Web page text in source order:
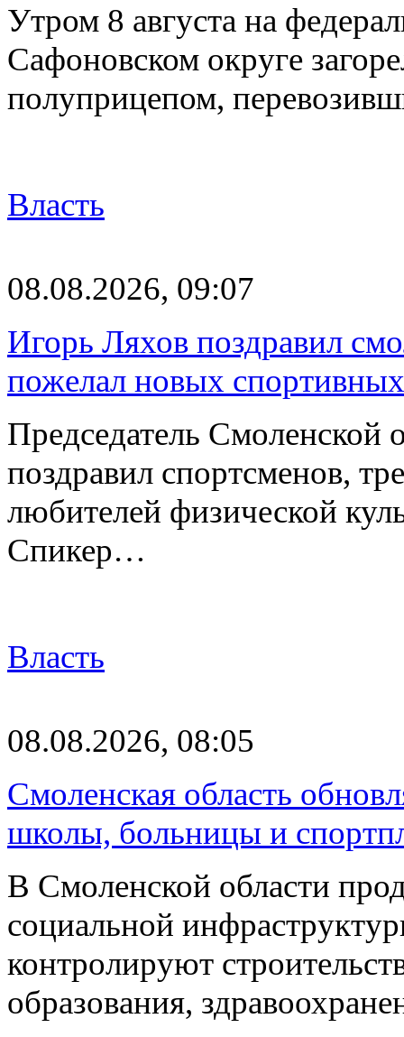
Утром 8 августа на
Сафоновском округе
полуприцепом,
Власть
08.08.2026, 09:07
Игорь Ляхов поздравил
пожелал новых
Председатель
поздравил спортсменов,
любителей физической
Спикер…
Власть
08.08.2026, 08:05
Смоленская область
школы, больницы и
В Смоленской области
социальной
контролируют
образования,